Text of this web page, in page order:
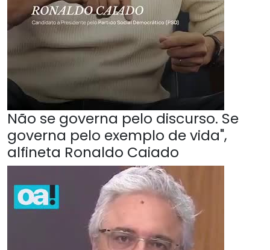
Não se governa pelo discurso. Se
governa pelo exemplo de vida",
alfineta Ronaldo Caiado